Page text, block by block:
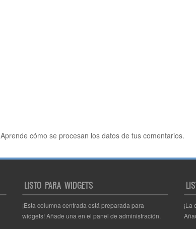
Aprende cómo se procesan los datos de tus comentarios.
LISTO PARA WIDGETS
¡Esta columna centrada está preparada para
widgets! Añade una en el panel de administración.
¡La